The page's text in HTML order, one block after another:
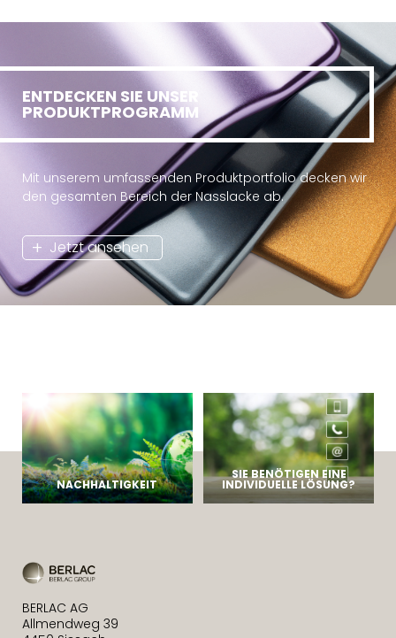
ENTDECKEN SIE UNSER
PRODUKTPROGRAMM
Mit unserem umfassenden Produktportfolio decken wir
den gesamten Bereich der Nasslacke ab.
Jetzt ansehen
NACHHALTIGKEIT
SIE BENÖTIGEN EINE
INDIVIDUELLE LÖSUNG?
BERLAC AG
Allmendweg 39